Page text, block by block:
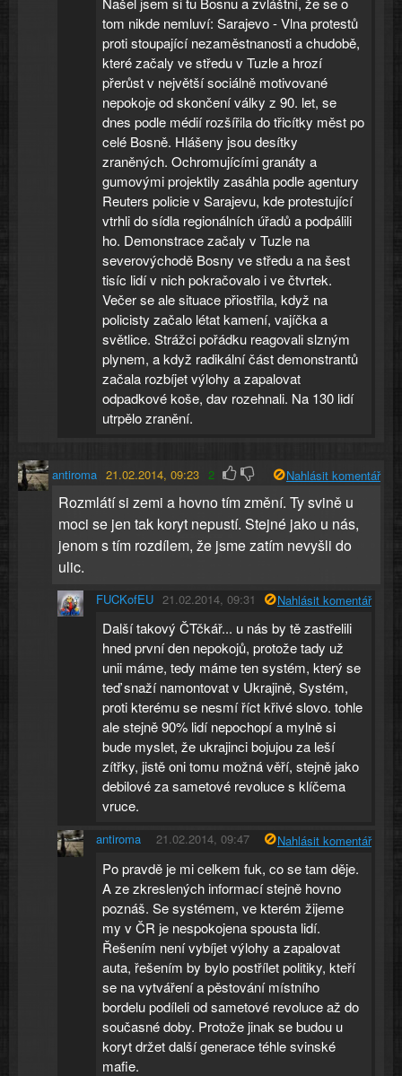
tom nikde nemluví: Sarajevo - Vlna protestů
proti stoupající nezaměstnanosti a chudobě,
které začaly ve středu v Tuzle a hrozí
přerůst v největší sociálně motivované
nepokoje od skončení války z 90. let, se
dnes podle médií rozšířila do třicítky měst po
celé Bosně. Hlášeny jsou desítky
zraněných. Ochromujícími granáty a
gumovými projektily zasáhla podle agentury
Reuters policie v Sarajevu, kde protestující
vtrhli do sídla regionálních úřadů a podpálili
ho. Demonstrace začaly v Tuzle na
severovýchodě Bosny ve středu a na šest
tisíc lidí v nich pokračovalo i ve čtvrtek.
Večer se ale situace přiostřila, když na
policisty začalo létat kamení, vajíčka a
světlice. Strážci pořádku reagovali slzným
plynem, a když radikální část demonstrantů
začala rozbíjet výlohy a zapalovat
odpadkové koše, dav rozehnali. Na 130 lidí
utrpělo zranění.
antiroma 21.02.2014, 09:23 2 Nahlásit komentář
Rozmlátí si zemi a hovno tím změní. Ty svině u
moci se jen tak koryt nepustí. Stejné jako u nás,
jenom s tím rozdílem, že jsme zatím nevyšli do
ulic.
FUCKofEU 21.02.2014, 09:31 Nahlásit komentář
Další takový ČTčkář... u nás by tě zastřelili
hned první den nepokojů, protože tady už
unii máme, tedy máme ten systém, který se
teď snaží namontovat v Ukrajině, Systém,
proti kterému se nesmí říct křivé slovo. tohle
ale stejně 90% lidí nepochopí a mylně si
bude myslet, že ukrajinci bojujou za leší
zítřky, jistě oni tomu možná věří, stejně jako
debilové za sametové revoluce s klíčema
vruce.
antiroma 21.02.2014, 09:47 Nahlásit komentář
Po pravdě je mi celkem fuk, co se tam děje.
A ze zkreslených informací stejně hovno
poznáš. Se systémem, ve kterém žijeme
my v ČR je nespokojena spousta lidí.
Řešením není vybíjet výlohy a zapalovat
auta, řešením by bylo postřílet politiky, kteří
se na vytváření a pěstování místního
bordelu podíleli od sametové revoluce až do
současné doby. Protože jinak se budou u
koryt držet další generace téhle svinské
mafie.